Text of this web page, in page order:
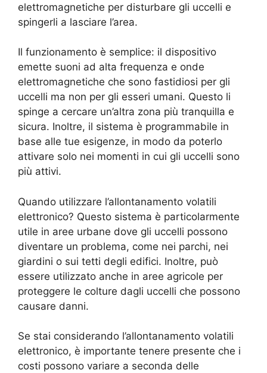
elettromagnetiche per disturbare gli uccelli e
spingerli a lasciare l’area.
Il funzionamento è semplice: il dispositivo
emette suoni ad alta frequenza e onde
elettromagnetiche che sono fastidiosi per gli
uccelli ma non per gli esseri umani. Questo li
spinge a cercare un’altra zona più tranquilla e
sicura. Inoltre, il sistema è programmabile in
base alle tue esigenze, in modo da poterlo
attivare solo nei momenti in cui gli uccelli sono
più attivi.
Quando utilizzare l’allontanamento volatili
elettronico? Questo sistema è particolarmente
utile in aree urbane dove gli uccelli possono
diventare un problema, come nei parchi, nei
giardini o sui tetti degli edifici. Inoltre, può
essere utilizzato anche in aree agricole per
proteggere le colture dagli uccelli che possono
causare danni.
Se stai considerando l’allontanamento volatili
elettronico, è importante tenere presente che i
costi possono variare a seconda delle